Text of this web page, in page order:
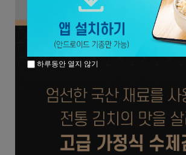
하루동안 열지 않기